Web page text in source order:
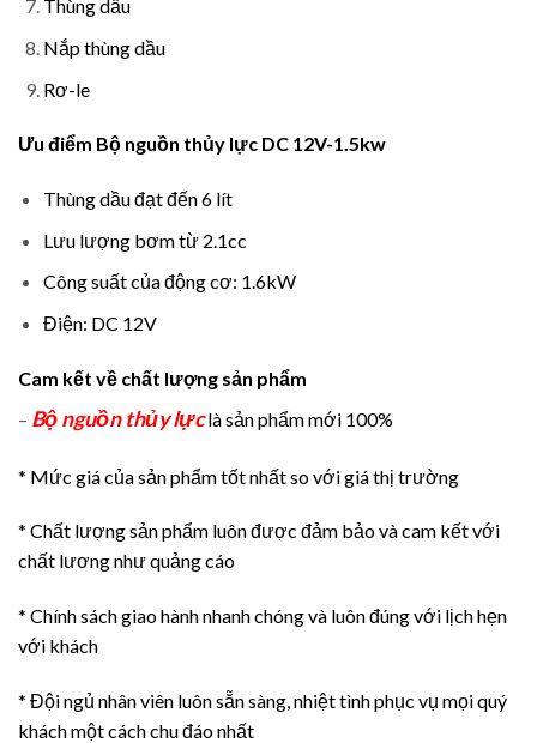
Thùng dầu
Nắp thùng dầu
Rơ-le
Ưu điểm Bộ nguồn thủy lực DC 12V-1.5kw
Thùng dầu đạt đến 6 lít
Lưu lượng bơm từ 2.1cc
Công suất của động cơ: 1.6kW
Điện: DC 12V
Cam kết về chất lượng sản phẩm
– Bộ nguồn thủy lựclà sản phẩm mới 100%
* Mức giá của sản phẩm tốt nhất so với giá thị trường
* Chất lượng sản phẩm luôn được đảm bảo và cam kết với
chất lương như quảng cáo
* Chính sách giao hành nhanh chóng và luôn đúng với lịch hẹn
với khách
* Đội ngủ nhân viên luôn sẵn sàng, nhiệt tình phục vụ mọi quý
khách một cách chu đáo nhất